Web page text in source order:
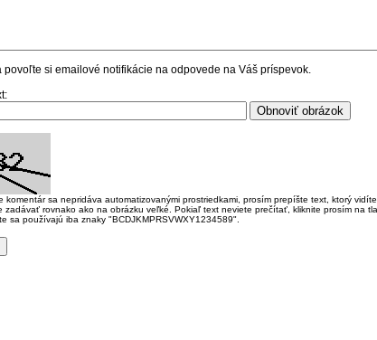
povoľte si emailové notifikácie na odpovede na Váš príspevok.
komentár sa nepridáva automatizovanými prostriedkami, prosím prepíšte text, ktorý vidíte
zadávať rovnako ako na obrázku veľké. Pokiaľ text neviete prečítať, kliknite prosím na
sa používajú iba znaky "BCDJKMPRSVWXY1234589".